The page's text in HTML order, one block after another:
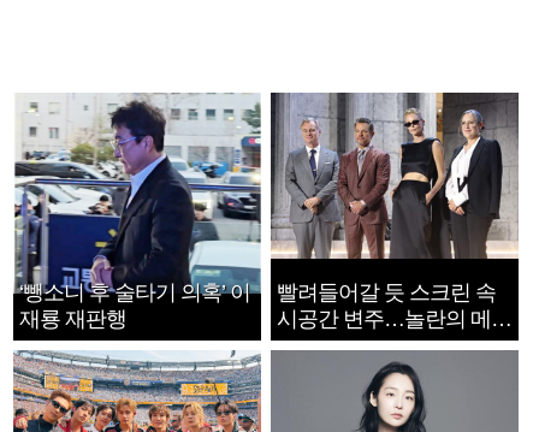
‘뺑소니 후 술타기 의혹’ 이
재룡 재판행
빨려들어갈 듯 스크린 속
시공간 변주…놀란의 메시
지는 ‘전쟁 속죄’